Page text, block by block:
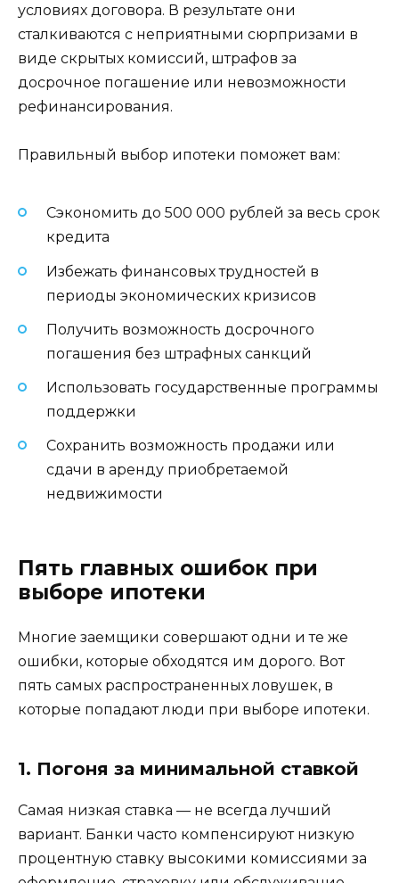
условиях договора. В результате они
сталкиваются с неприятными сюрпризами в
виде скрытых комиссий, штрафов за
досрочное погашение или невозможности
рефинансирования.
Правильный выбор ипотеки поможет вам:
Сэкономить до 500 000 рублей за весь срок
кредита
Избежать финансовых трудностей в
периоды экономических кризисов
Получить возможность досрочного
погашения без штрафных санкций
Использовать государственные программы
поддержки
Сохранить возможность продажи или
сдачи в аренду приобретаемой
недвижимости
Пять главных ошибок при
выборе ипотеки
Многие заемщики совершают одни и те же
ошибки, которые обходятся им дорого. Вот
пять самых распространенных ловушек, в
которые попадают люди при выборе ипотеки.
1. Погоня за минимальной ставкой
Самая низкая ставка — не всегда лучший
вариант. Банки часто компенсируют низкую
процентную ставку высокими комиссиями за